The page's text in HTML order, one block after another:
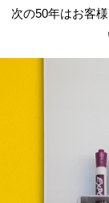
次の50年はお客